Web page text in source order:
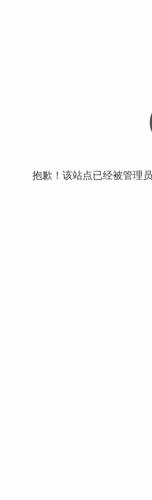
抱歉！该站点已经被管理